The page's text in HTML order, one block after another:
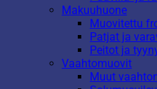
Makuuhuone
Muovitettu
Patjat ja
Peitot ja
Vaahtomuovit
Muut